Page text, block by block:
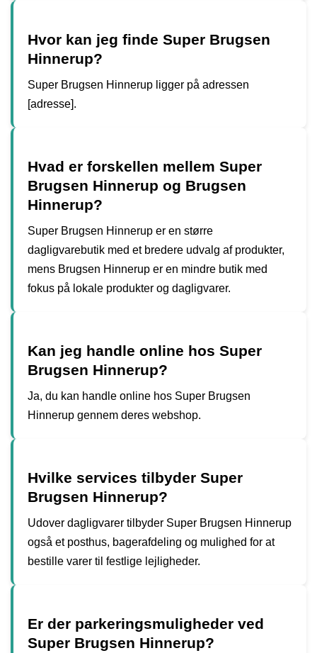
Hvor kan jeg finde Super Brugsen
Hinnerup?
Super Brugsen Hinnerup ligger på adressen
[adresse].
Hvad er forskellen mellem Super
Brugsen Hinnerup og Brugsen
Hinnerup?
Super Brugsen Hinnerup er en større
dagligvarebutik med et bredere udvalg af produkter,
mens Brugsen Hinnerup er en mindre butik med
fokus på lokale produkter og dagligvarer.
Kan jeg handle online hos Super
Brugsen Hinnerup?
Ja, du kan handle online hos Super Brugsen
Hinnerup gennem deres webshop.
Hvilke services tilbyder Super
Brugsen Hinnerup?
Udover dagligvarer tilbyder Super Brugsen Hinnerup
også et posthus, bagerafdeling og mulighed for at
bestille varer til festlige lejligheder.
Er der parkeringsmuligheder ved
Super Brugsen Hinnerup?